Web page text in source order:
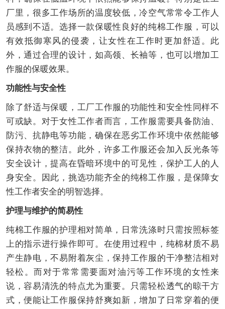
厂里，很多工作场所的温度较低，冷空气常常令工作人
员感到不适。选择一款保暖性良好的纯棉工作服，可以
有效抵御寒风的侵袭，让女性在工作时更加舒适。此
外，通过合理的设计，如高领、长袖等，也可以增加工
作服的保暖效果。
功能性与安全性
除了舒适与保暖，工厂工作服的功能性和安全性同样不
可或缺。对于女性工作者而言，工作服需要具备防油、
防污、抗静电等功能，确保在恶劣工作环境中依然能够
保持衣物的整洁。此外，许多工作服还会加入反光条等
安全设计，提高在昏暗环境中的可见性，保护工人的人
身安全。因此，挑选功能齐全的纯棉工作服，是保障女
性工作者安全的明智选择。
护理与维护的简易性
纯棉工作服的护理相对简单，日常洗涤时只需按照标签
上的指示进行操作即可。在使用过程中，纯棉材质不易
产生静电，不易附着灰尘，保持工作服的干净整洁相对
轻松。而对于常常需要面对油污等工作环境的女性来
说，容易清洗的特点尤为重要。只需轻松透气的晾干方
式，便能让工作服保持舒爽如新，增加了日常穿着的便